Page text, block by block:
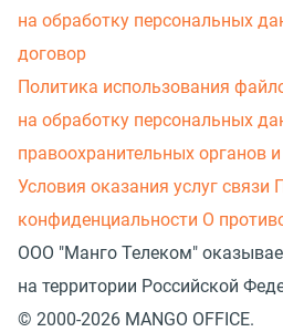
на обработку персональных
договор
Политика использования
на обработку персональных
правоохранительных органов
Условия оказания услуг связи
конфиденциальности О
ООО "Манго Телеком"
на территории Российской
© 2000-2026 MANGO OFFICE.